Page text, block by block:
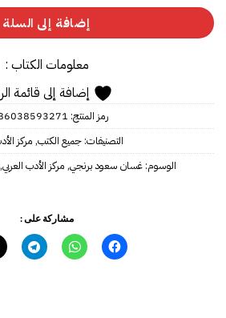
إضافة إلى السلة
معلومات الكتاب :
إضافة إلى قائمة
رمز المنتج:
التصنيفات:جميع الكتب, مركز
الوسوم: غسان سعود برنجي, مركز الأدب العربي,
مشاركة على :